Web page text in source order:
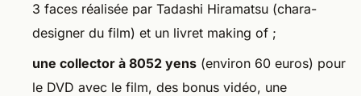
3 faces réalisée par Tadashi Hiramatsu (chara-
designer du film) et un livret making of ;
une collector à 8052 yens (environ 60 euros) pour
le DVD avec le film, des bonus vidéo, une